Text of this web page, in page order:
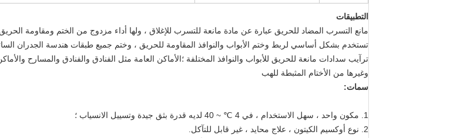
التطبيقات
مانع التسرب المضاد للحريق عبارة عن مادة مانعة للتسرب للإغلاق ، ولها أداء مزدوج من الختم ومقاومة
تستخدم بشكل أساسي لربط وختم الأبواب والنوافذ المقاومة للحريق ، وختم جميع طبقات هندسة الجدران
ترآيب سدادات مانعة للحريق للأبواب والنوافذ المختلفة ؛الأماكن العامة مثل الفنادق والفنادق والمسارح
وغيرها من الأختام المثبطة للهب
سمات:
1. مكون واحد ، سهل الاستخدام ، في 4 ℃ ~ 40 لديه قدرة بثق جيدة وتسييل الانسياب ؛
2. نوع أوكسيم الكيتون ، علاج محايد ، غير قابل للتآكل.